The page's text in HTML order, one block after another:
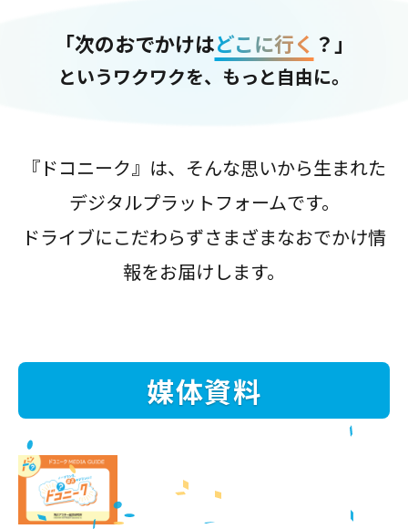
「次のおでかけはどこに行く ？」
というワクワクを、もっと自由に。
『ドコニーク』は、そんな思いから生まれた
デジタルプラットフォームです。
ドライブにこだわらずさまざまなおでかけ情
報をお届けします。
媒体資料